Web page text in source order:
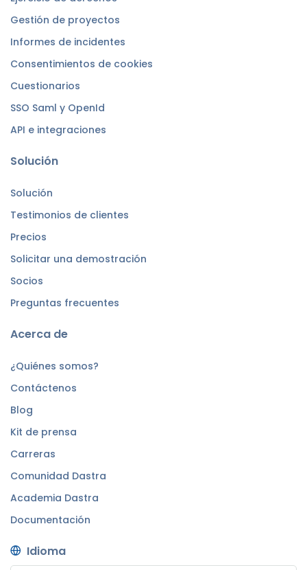
Gestión de proyectos
Informes de incidentes
Consentimientos de cookies
Cuestionarios
SSO Saml y OpenId
API e integraciones
Solución
Solución
Testimonios de clientes
Precios
Solicitar una demostración
Socios
Preguntas frecuentes
Acerca de
¿Quiénes somos?
Contáctenos
Blog
Kit de prensa
Carreras
Comunidad Dastra
Academia Dastra
Documentación
Idioma